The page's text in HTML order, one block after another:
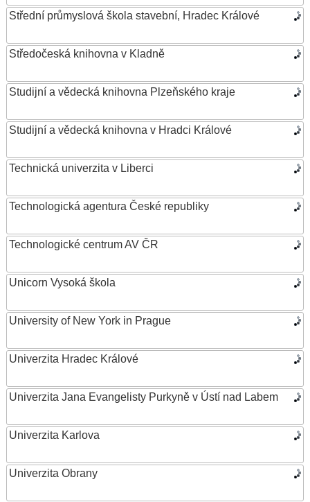
Střední průmyslová škola stavební, Hradec Králové
Středočeská knihovna v Kladně
Studijní a vědecká knihovna Plzeňského kraje
Studijní a vědecká knihovna v Hradci Králové
Technická univerzita v Liberci
Technologická agentura České republiky
Technologické centrum AV ČR
Unicorn Vysoká škola
University of New York in Prague
Univerzita Hradec Králové
Univerzita Jana Evangelisty Purkyně v Ústí nad Labem
Univerzita Karlova
Univerzita Obrany